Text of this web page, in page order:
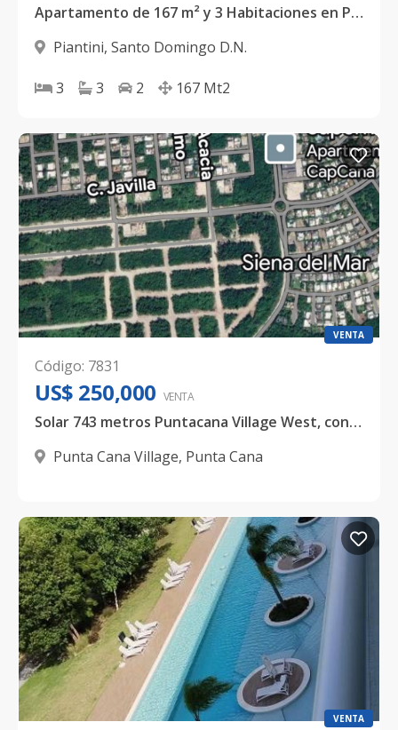
Apartamento de 167 m² y 3 Habitaciones en Piantini
Piantini, Santo Domingo D.N.
3 3 2 167 Mt2
VENTA
Código: 7831
US$ 250,000 VENTA
Solar 743 metros Puntacana Village West, con proyecto aprobado
Punta Cana Village, Punta Cana
VENTA